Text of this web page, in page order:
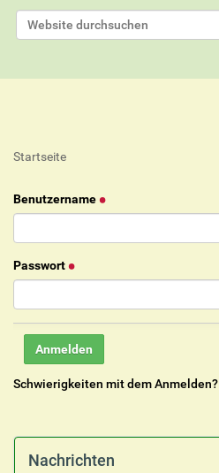
Website durchsuchen
Startseite
Benutzername
Passwort
Schwierigkeiten mit dem Anmelden?
Nachrichten